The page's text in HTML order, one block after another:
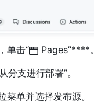
单击“
Pages”****。
分支进行部署”。
菜单并选择发布源。